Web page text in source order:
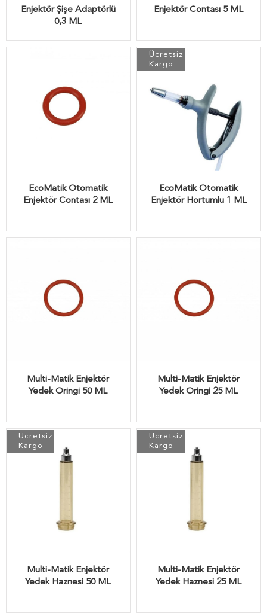
Enjektör Şişe Adaptörlü
0,3 ML
Enjektör Contası 5 ML
EcoMatik Otomatik
Enjektör Contası 2 ML
EcoMatik Otomatik
Enjektör Hortumlu 1 ML
Ücretsiz
Kargo
Multi-Matik Enjektör
Yedek Oringi 50 ML
Multi-Matik Enjektör
Yedek Oringi 25 ML
Multi-Matik Enjektör
Yedek Haznesi 50 ML
Ücretsiz
Kargo
Multi-Matik Enjektör
Yedek Haznesi 25 ML
Ücretsiz
Kargo